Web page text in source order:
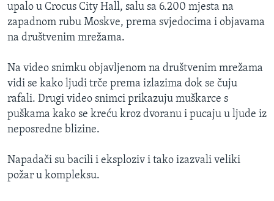
upalo u Crocus City Hall, salu sa 6.200 mjesta na
zapadnom rubu Moskve, prema svjedocima i objavama
na društvenim mrežama.
Na video snimku objavljenom na društvenim mrežama
vidi se kako ljudi trče prema izlazima dok se čuju
rafali. Drugi video snimci prikazuju muškarce s
puškama kako se kreću kroz dvoranu i pucaju u ljude iz
neposredne blizine.
Napadači su bacili i eksploziv i tako izazvali veliki
požar u kompleksu.